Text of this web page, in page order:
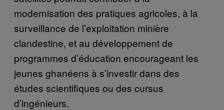
modernisation des pratiques agricoles, à la
surveillance de l’exploitation minière
clandestine, et au développement de
programmes d’éducation encourageant les
jeunes ghanéens à s’investir dans des
études scientifiques ou des cursus
d’ingénieurs.